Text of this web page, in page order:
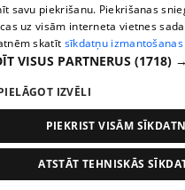
Helio Media
Portāla palīdzības dienests: e-
All rights reserved.
Ziņas Meklēt
savu piekrišanu. Piekrišanas
uz visām interneta vietnes
skatīt sīkdatņu
VISUS PARTNERUS (1718) →
IZVĒLI
PIEKRIST VISĀM
ATSTĀT TEHNISKĀS